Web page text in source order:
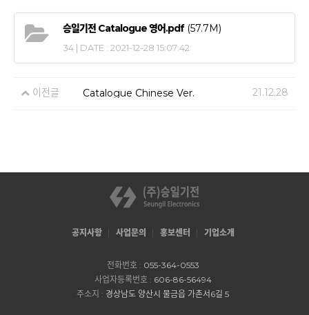
승일기전 Catalogue 영어.pdf(57.7M)
34 | DATE : 2021-12-28 15:07:42
이전글 Catalogue Chinese Ver. 21.12.28
공지사항 사업문의 홍보센터 기업소개
전화번호 : 055-364-0553
사업자등록번호 : 606-86-56494
주소지 : 경상남도 양산시 물금읍 가촌서6길 5